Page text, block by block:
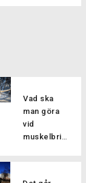
Vad ska
man göra
vid
muskelbristning